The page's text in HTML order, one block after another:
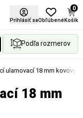
Prihlásiť saObľúbené
0
Košík
Podľa rozmerov
ulamovací 18 mm kovový
18 mm